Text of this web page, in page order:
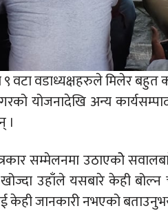
वडाध्यक्षहरुले मिलेर बहुत
योजनादेखि अन्य
।
सम्मेलनमा उठाएकोे
उहाँले यसबारे केही
जानकारी नभएको